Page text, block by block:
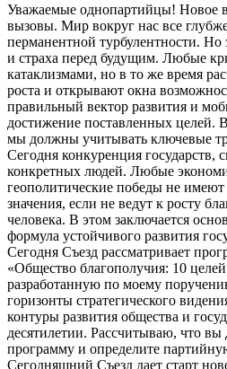
Уважаемые однопартийцы! Новое
вызовы. Мир вокруг нас все
перманентной турбулентности. Но
и страха перед будущим. Любые
катаклизмами, но в то же время
роста и открывают окна
правильный вектор развития и
достижение поставленных целей.
мы должны учитывать ключевые
Сегодня конкуренция государств,
конкретных людей. Любые
геополитические победы не
значения, если не ведут к росту
человека. В этом заключается
формула устойчивого развития
Сегодня Съезд рассматривает
«Общество благополучия: 10 целей
разработанную по моему
горизонты стратегического
контуры развития общества и
десятилетии. Рассчитываю, что вы
программу и определите
Сегодняшний Съезд дает старт